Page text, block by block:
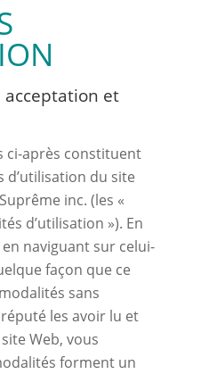
acceptation et
ci-après constituent
du site
inc. (les «
d’utilisation »). En
naviguant sur celui-
façon que ce
sans
les avoir lu et
Web, vous
forment un